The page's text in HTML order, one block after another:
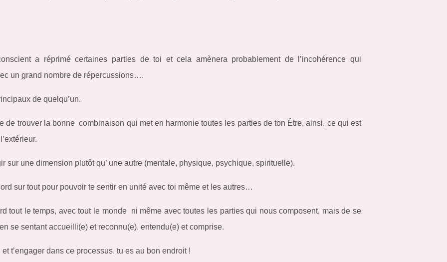
a réprimé certaines parties de toi et cela amènera probablement de l’incohérence qui
un grand nombre de répercussions….
de quelqu’un.
de trouver la bonne combinaison qui met en harmonie toutes les parties de ton Être, ainsi, ce qui est
sur une dimension plutôt qu’ une autre (mentale, physique, psychique, spirituelle).
sur tout pour pouvoir te sentir en unité avec toi même et les autres…
tout le temps, avec tout le monde ni même avec toutes les parties qui nous composent, mais de se
se sentant accueilli(e) et reconnu(e), entendu(e) et comprise.
t’engager dans ce processus, tu es au bon endroit !